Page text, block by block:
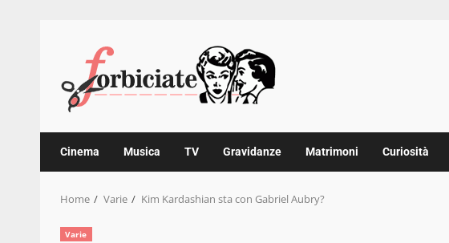
content
Cinema Musica TV Gravidanze Matrimoni Curiosità
Home Varie Kim Kardashian sta con Gabriel Aubry?
Varie